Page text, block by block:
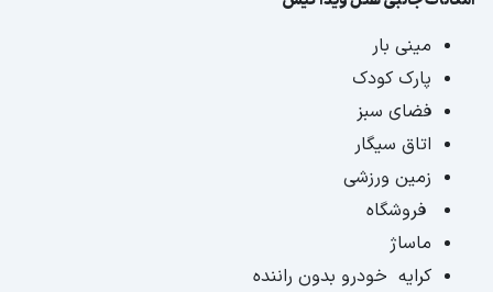
مینی بار
پارک کودک
فضای سبز
اتاق سیگار
زمین ورزشی
فروشگاه
ماساژ
کرایه خودرو بدون راننده